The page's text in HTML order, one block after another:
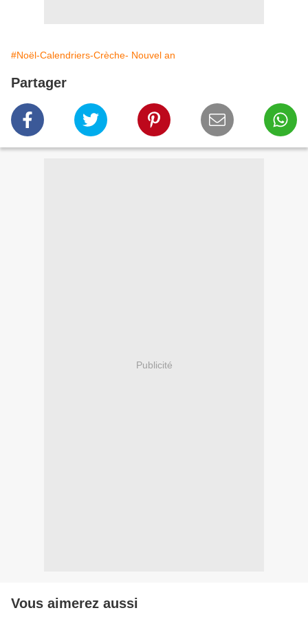
#Noël-Calendriers-Crèche- Nouvel an
Partager
Publicité
Vous aimerez aussi